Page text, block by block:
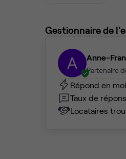
Gestionnaire de
A Anne-
Partenaire
Répond en
Taux de
Locataires